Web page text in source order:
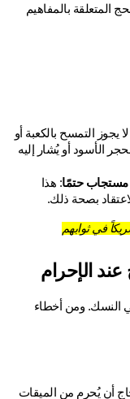
أثناء الرمي، وهذا من أخطاء شائعة في الحج المتعلقة بالمفاهيم
: لا يجوز التمسح بالكعبة أو
حتمًا
: هذا
بصحة ذلك.
ثوابهم
الإحرام
الإحرام هو بداية رحلة الحج، وهو النية والدخول في النسك. ومن أخطاء
: يجب على الحاج أن يُحرم من الميقات